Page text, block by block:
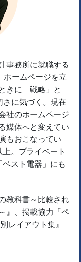
事務所に就職する
ホームページを立
きに「戦略」と
さに気づく。現在
社のホームページ
媒体へと変えてい
もおこなってい
。プライベート
スト電器」にも
教科書～比較され
』、掲載協力『ペ
レイアウト集』